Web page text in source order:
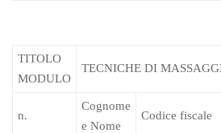
TITOLO
MODULO
TECNICHE DI
n.
Cognome
e Nome
Codice fiscale